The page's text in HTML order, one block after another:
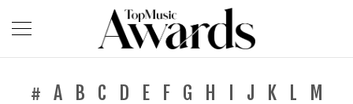
# A B C D E F G H J K L
M